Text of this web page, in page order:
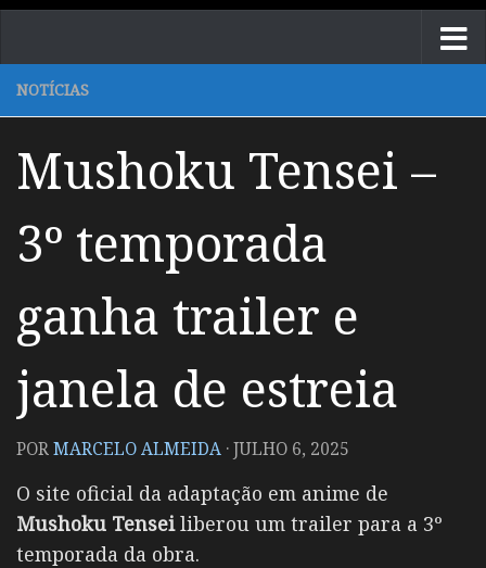
NOTÍCIAS
Mushoku Tensei –
3º temporada
ganha trailer e
janela de estreia
PORMARCELO ALMEIDA ·JULHO 6, 2025
O site oficial da adaptação em anime de
Mushoku Tenseiliberou um trailer para a 3º
temporada da obra.